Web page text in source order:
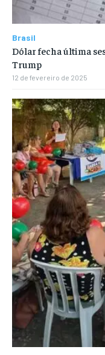
Brasil
Dólar fecha última
Trump
12 de fevereiro de 2025